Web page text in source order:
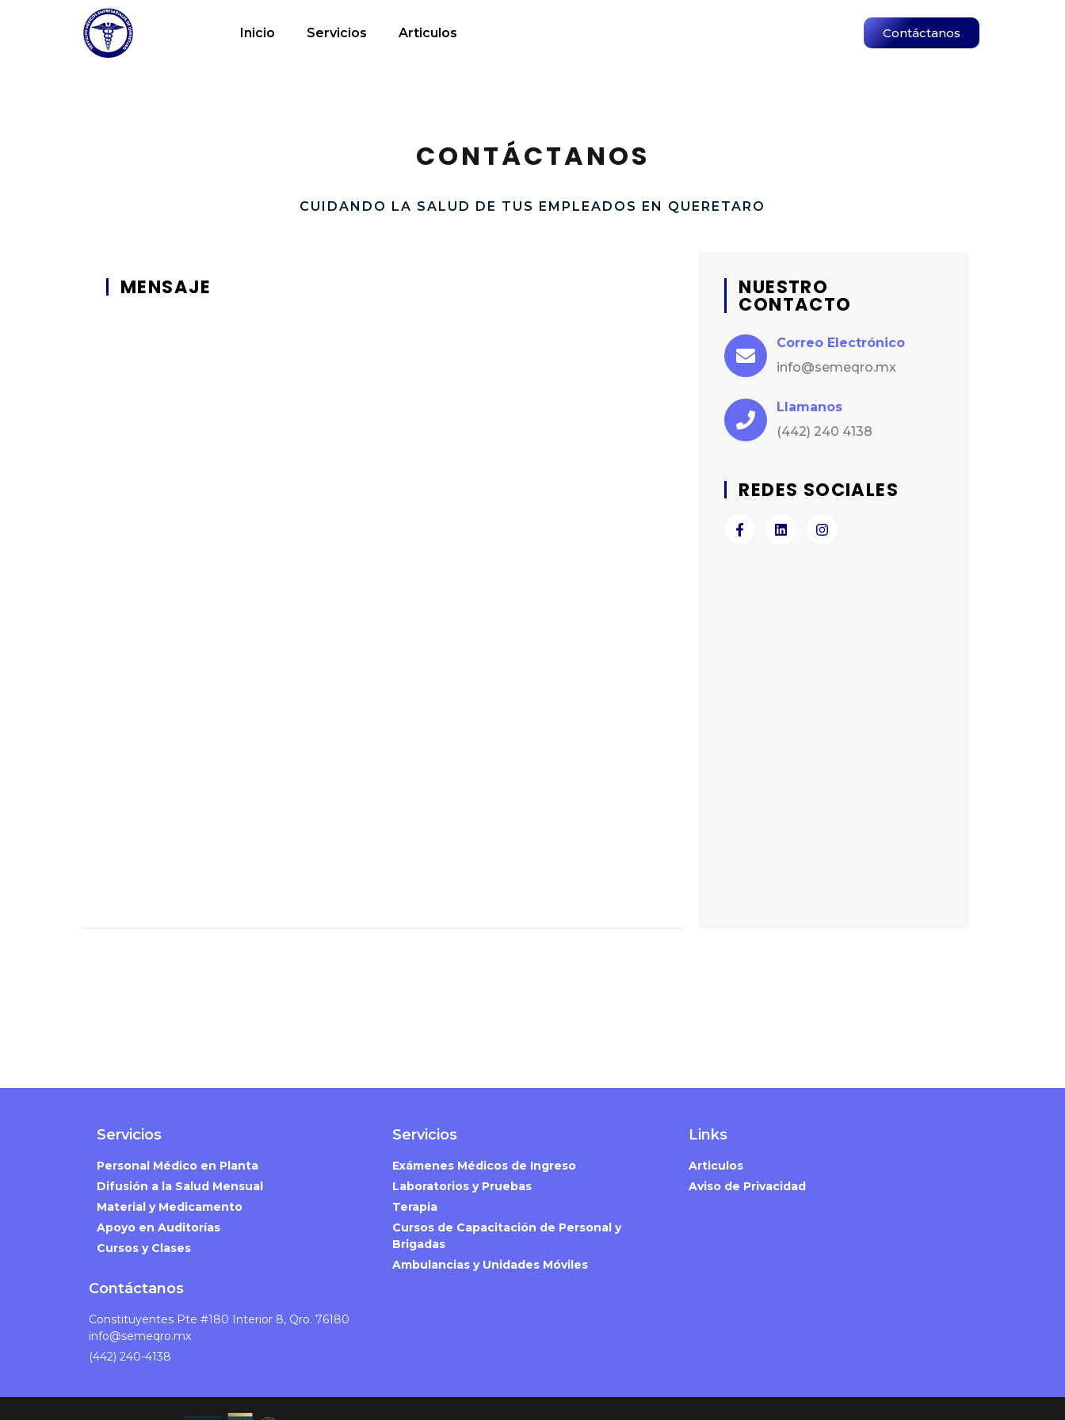
Inicio Servicios Articulos Contáctanos
CONTÁCTANOS
CUIDANDO LA SALUD DE TUS EMPLEADOS EN QUERETARO
MENSAJE NUESTRO
CONTACTO
Correo Electrónico
info@semeqro.mx
Llamanos
(442) 240 4138
REDES SOCIALES
Servicios
Personal Médico en Planta
Difusión a la Salud Mensual
Material y Medicamento
Apoyo en Auditorías
Cursos y Clases
Servicios
Exámenes Médicos de Ingreso
Laboratorios y Pruebas
Terapia
Cursos de Capacitación de Personal y
Brigadas
Ambulancias y Unidades Móviles
Links
Articulos
Aviso de Privacidad
Contáctanos
Constituyentes Pte #180 Interior 8, Qro. 76180
info@semeqro.mx
(442) 240-4138